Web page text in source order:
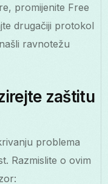
promijenite Free
drugačiji protokol
ravnotežu
zaštitu
problema
Razmislite o ovim